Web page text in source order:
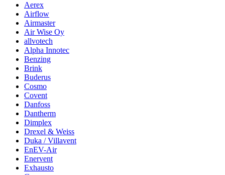
Aerex
Airflow
Airmaster
Air Wise Oy
allvotech
Alpha Innotec
Benzing
Brink
Buderus
Cosmo
Covent
Danfoss
Dantherm
Dimplex
Drexel & Weiss
Duka / Villavent
EnEV-Air
Enervent
Exhausto